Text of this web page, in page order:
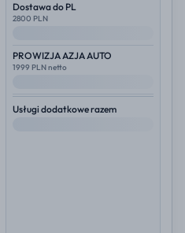
Dostawa do PL
2800 PLN
PROWIZJA AZJA AUTO
1999 PLN netto
Usługi dodatkowe razem